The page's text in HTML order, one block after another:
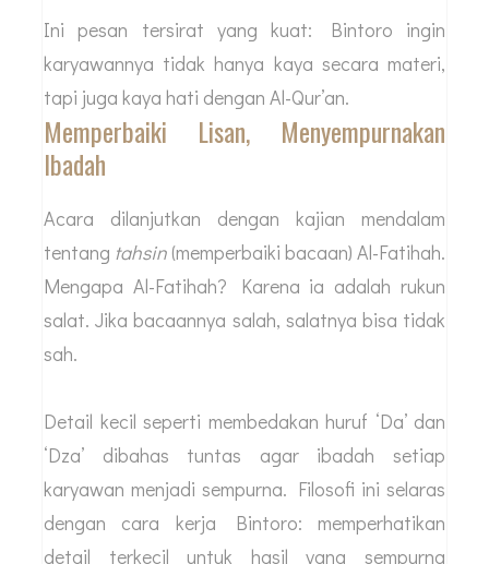
Ini pesan tersirat yang kuat: Bintoro ingin
karyawannya tidak hanya kaya secara materi,
tapi juga kaya hati dengan Al-Qur’an.
Memperbaiki Lisan, Menyempurnakan
Ibadah
Acara dilanjutkan dengan kajian mendalam
tentang tahsin (memperbaiki bacaan) Al-Fatihah.
Mengapa Al-Fatihah? Karena ia adalah rukun
salat. Jika bacaannya salah, salatnya bisa tidak
sah.
Detail kecil seperti membedakan huruf ‘Da’ dan
‘Dza’ dibahas tuntas agar ibadah setiap
karyawan menjadi sempurna. Filosofi ini selaras
dengan cara kerja Bintoro: memperhatikan
detail terkecil untuk hasil yang sempurna